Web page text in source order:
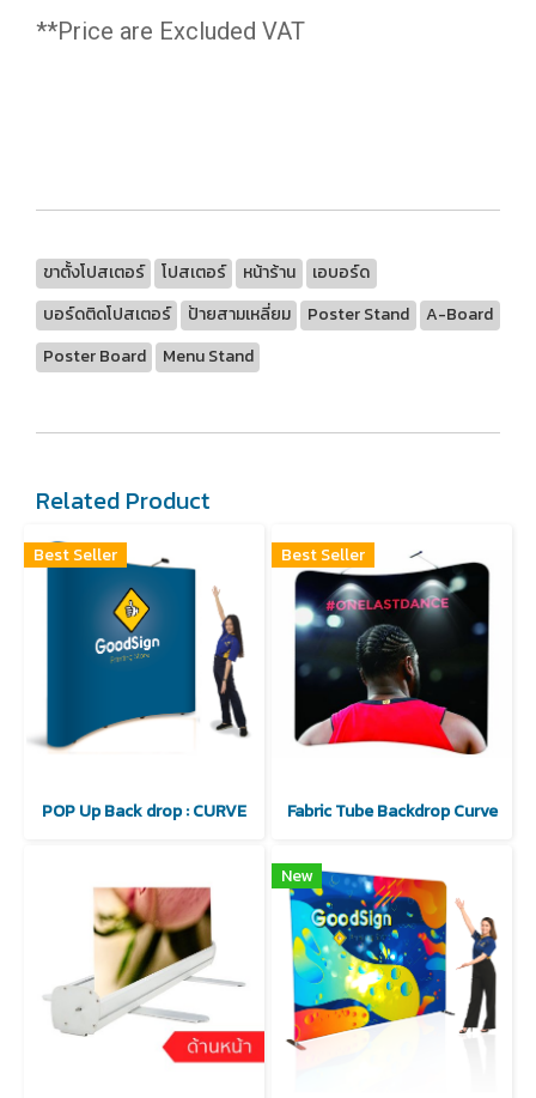
**Price are Excluded VAT
ขาตั้งโปสเตอร์ โปสเตอร์ หน้าร้าน
เอบอร์ด
บอร์ดติดโปสเตอร์
ป้ายสามเหลี่ยม Poster Stand
A-Board
Poster Board
Menu Stand
Related Product
Best Seller
POP Up Back drop : CURVE
Best Seller
Fabric Tube Backdrop Curve
New